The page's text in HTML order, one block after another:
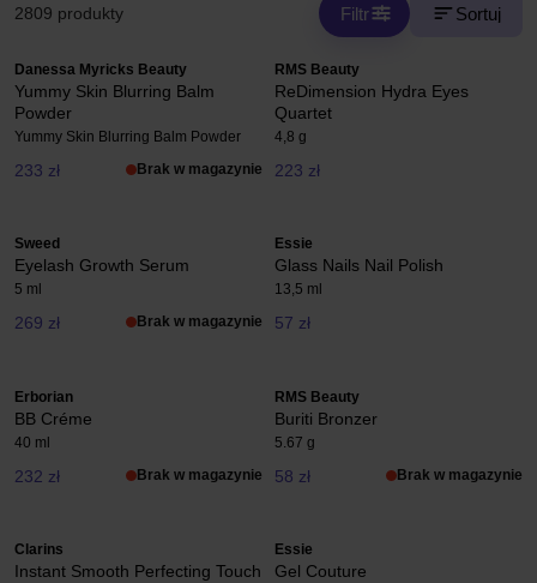
2809 produkty Filtr Sortuj
Danessa Myricks Beauty
Yummy Skin Blurring Balm
Powder
Yummy Skin Blurring Balm Powder
233 zł Brak w magazynie
RMS Beauty
ReDimension Hydra Eyes
Quartet
4,8 g
223 zł
Sweed
Eyelash Growth Serum
5 ml
269 zł Brak w magazynie
Essie
Glass Nails Nail Polish
13,5 ml
57 zł
Erborian
BB Créme
40 ml
232 zł Brak w magazynie
RMS Beauty
Buriti Bronzer
5.67 g
58 zł Brak w magazynie
Clarins
Instant Smooth Perfecting Touch
Essie
Gel Couture